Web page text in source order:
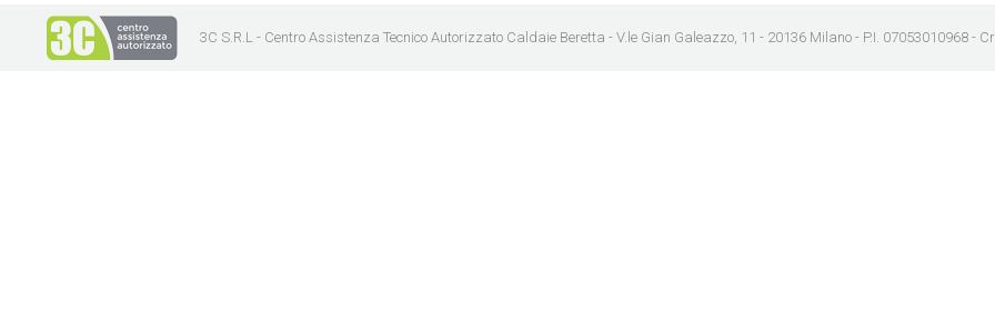
3C S.R.L - Centro Assistenza Tecnico Autorizzato Caldaie Beretta - V.le Gian Galeazzo, 11 - 20136 Milano - P.I. 07053010968 -